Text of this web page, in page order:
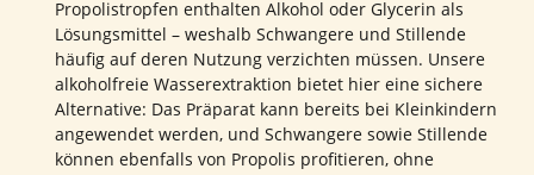
Propolistropfen enthalten Alkohol oder Glycerin als
Lösungsmittel – weshalb Schwangere und Stillende
häufig auf deren Nutzung verzichten müssen. Unsere
alkoholfreie Wasserextraktion bietet hier eine sichere
Alternative: Das Präparat kann bereits bei Kleinkindern
angewendet werden, und Schwangere sowie Stillende
können ebenfalls von Propolis profitieren, ohne